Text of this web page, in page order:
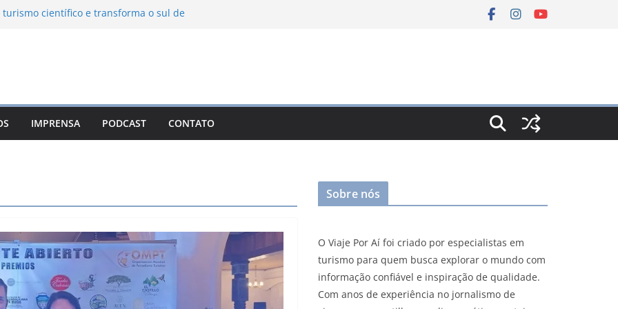
científico e transforma o sul de
das serras brasileiras
Ambiental Immensità bate recorde de
do Jordão
León: o Pueblo Mágico com ruas
e turismo à beira da represa
IMPRENSA PODCAST CONTATO
Sobre nós
O Viaje Por Aí foi criado por especialistas em
turismo para quem busca explorar o mundo com
informação confiável e inspiração de qualidade.
Com anos de experiência no jornalismo de